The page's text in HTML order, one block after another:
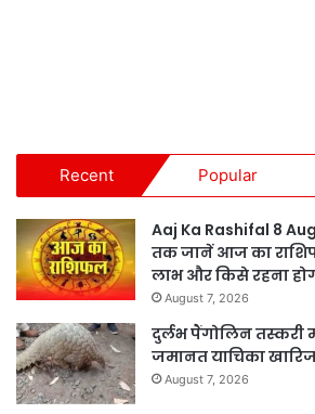
Recent Popular
Aaj Ka Rashifal 8
तक जानें आज का
लाभ और किसे रहना
August 7, 2026
दुर्लभ पैंगोलिन तस्करी
जमानत याचिका
August 7, 2026